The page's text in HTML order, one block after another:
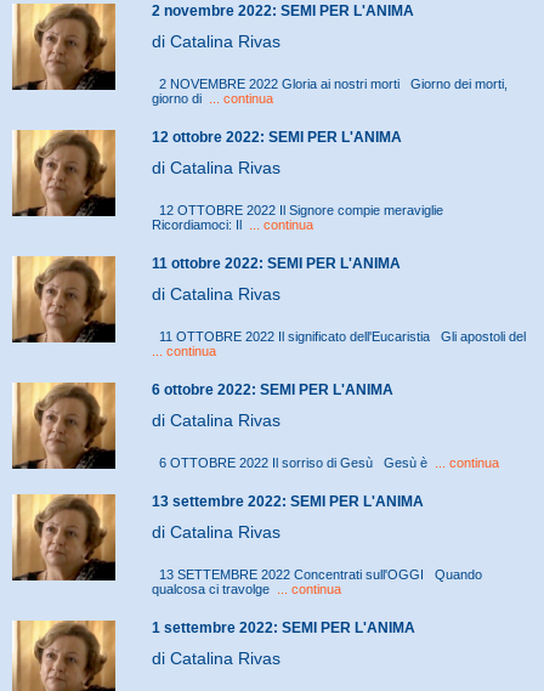
2 novembre 2022: SEMI PER L'ANIMA
di Catalina Rivas
2 NOVEMBRE 2022 Gloria ai nostri morti Giorno dei morti,
giorno di
... continua
12 ottobre 2022: SEMI PER L'ANIMA
di Catalina Rivas
12 OTTOBRE 2022 Il Signore compie meraviglie
Ricordiamoci: Il
... continua
11 ottobre 2022: SEMI PER L'ANIMA
di Catalina Rivas
11 OTTOBRE 2022 Il significato dell'Eucaristia Gli apostoli del
... continua
6 ottobre 2022: SEMI PER L'ANIMA
di Catalina Rivas
6 OTTOBRE 2022 Il sorriso di Gesù Gesù è ... continua
13 settembre 2022: SEMI PER L'ANIMA
di Catalina Rivas
13 SETTEMBRE 2022 Concentrati sull'OGGI Quando
qualcosa ci travolge
... continua
1 settembre 2022: SEMI PER L'ANIMA
di Catalina Rivas